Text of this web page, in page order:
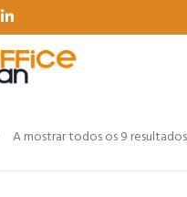
A mostrar todos os 9 resultados